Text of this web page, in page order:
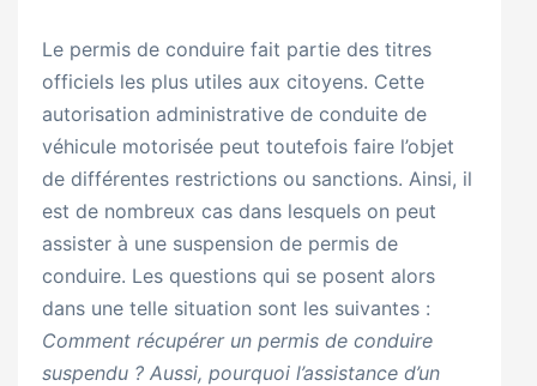
Le permis de conduire fait partie des titres
officiels les plus utiles aux citoyens. Cette
autorisation administrative de conduite de
véhicule motorisée peut toutefois faire l’objet
de différentes restrictions ou sanctions. Ainsi, il
est de nombreux cas dans lesquels on peut
assister à une suspension de permis de
conduire. Les questions qui se posent alors
dans une telle situation sont les suivantes :
Comment récupérer un permis de conduire
suspendu ? Aussi, pourquoi l’assistance d’un